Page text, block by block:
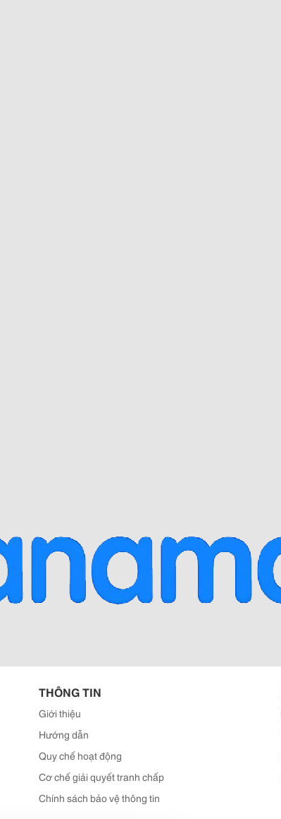
THÔNG TIN
Giới thiệu
Hướng dẫn
Quy chế hoạt động
Cơ chế giải quyết tranh chấp
Chính sách bảo vệ thông tin